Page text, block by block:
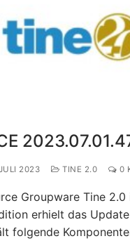
2023 TINE 2.0 0
Groupware Tine 2.0
erhielt das Update
folgende